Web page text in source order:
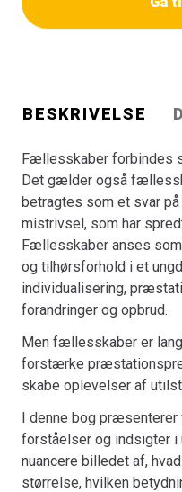
Bogen bidrager også
kan bruges i arbejdet
undervisere, der
rammerne for dette
Bogen er skrevet af
Ungdomsforskning og
forskningsprojektet Kan
som er blevet til i et
Forskningsprojektet og
bevilling fra William
BESKRIVELSE
Fællesskaber forbindes
Det gælder også
betragtes som et svar
mistrivsel, som har
Fællesskaber anses
og tilhørsforhold i et
individualisering,
forandringer og opbrud.
Men fællesskaber er
forstærke
skabe oplevelser af
I denne bog
forståelser og indsigter
nuancere billedet af,
størrelse, hvilken